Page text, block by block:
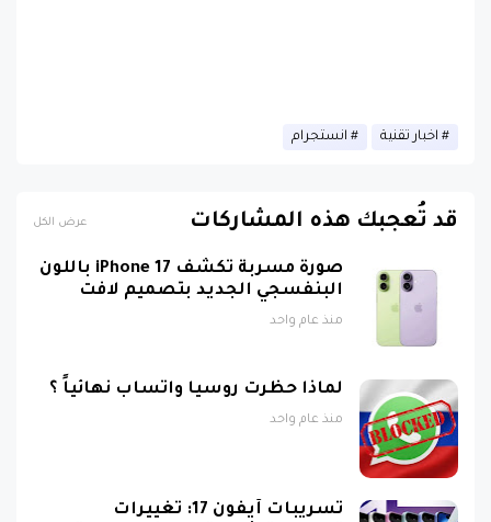
اخبار تقنية انستجرام
قد تُعجبك هذه المشاركات عرض الكل
صورة مسربة تكشف iPhone 17 باللون
البنفسجي الجديد بتصميم لافت
منذ عام واحد
لماذا حظرت روسيا واتساب نهائياً ؟
منذ عام واحد
تسريبات آيفون 17: تغييرات